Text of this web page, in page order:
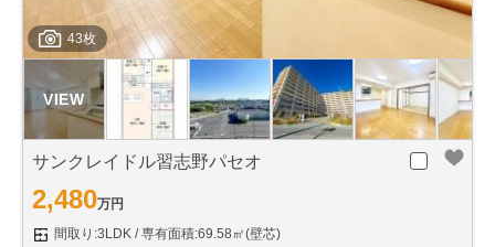
43枚
サンクレイドル習志野パセオ
2,480万円
間取り:3LDK
専有面積:69.58㎡(壁芯)